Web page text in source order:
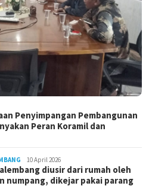
Penyimpangan Pembangunan
Peran Koramil dan
10 April 2026
diusir dari rumah oleh
numpang, dikejar pakai parang